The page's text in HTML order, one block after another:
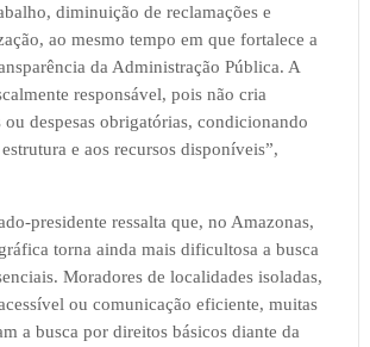
diminuição de reclamações e
ao mesmo tempo em que fortalece a
da Administração Pública. A
responsável, pois não cria
ou despesas obrigatórias, condicionando
e aos recursos disponíveis”,
presidente ressalta que, no Amazonas,
torna ainda mais dificultosa a busca
Moradores de localidades isoladas,
ou comunicação eficiente, muitas
a busca por direitos básicos diante da